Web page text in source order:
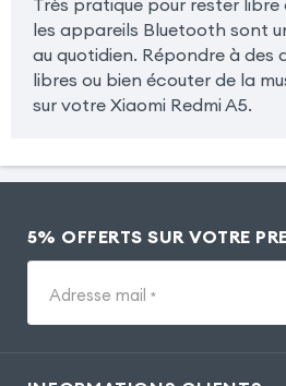
les appareils Bluetooth sont
au quotidien. Répondre à des
libres ou bien écouter de la
sur votre Xiaomi Redmi A5.
5% OFFERTS SUR VOTRE
Adresse mail *